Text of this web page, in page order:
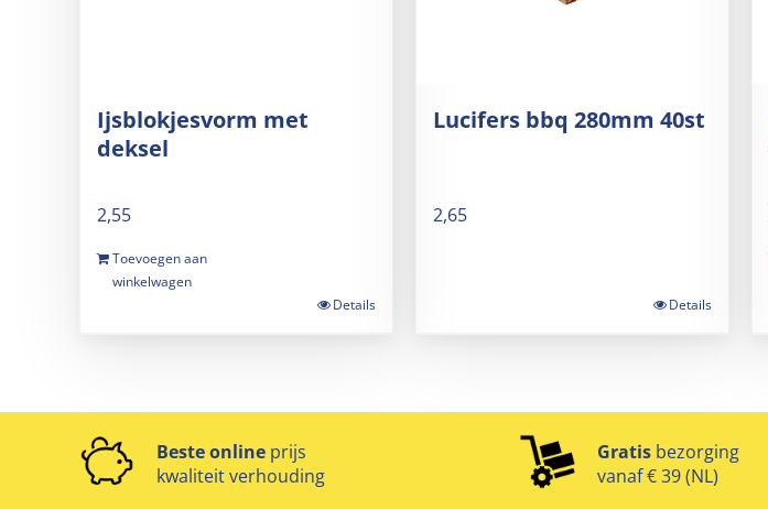
Ijsblokjesvorm met
deksel
2,55
Toevoegen aan
winkelwagen
Details
Lucifers bbq 280mm 40st
2,65
Details
Beste online prijs
kwaliteit verhouding
Gratisbezorging
vanaf € 39 (NL)